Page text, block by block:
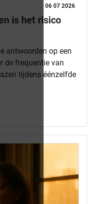
06 07 2026
is het risico
antwoorden op een
de frequentie van
tijdens éénzelfde